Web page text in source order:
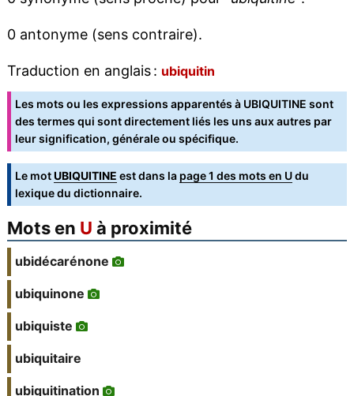
0 antonyme (sens contraire).
Traduction en anglais : ubiquitin
Les mots ou les expressions apparentés à UBIQUITINE sont
des termes qui sont directement liés les uns aux autres par
leur signification, générale ou spécifique.
Le motUBIQUITINE est dans la page 1 des mots en Udu
lexique du dictionnaire.
Mots en U à proximité
ubidécarénone
ubiquinone
ubiquiste
ubiquitaire
ubiquitination